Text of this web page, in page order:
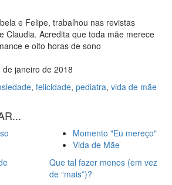
e Felipe, trabalhou nas revistas
Claudia. Acredita que toda mãe merece
e oito horas de sono
janeiro de 2018
, felicidade, pediatra, vida de mãe
Momento "Eu mereço"
Vida de Mãe
Que tal fazer menos (em vez
de “mais”)?